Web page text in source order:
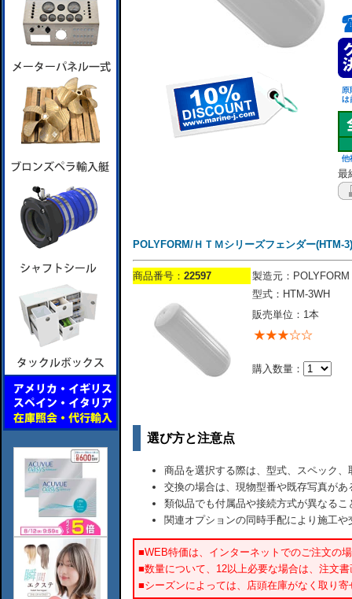
最
POLYFORM/ＨＴＭシリーズフェンダー(HTM-
商品番号： 22597
製造元：POLYFORM
型式：HTM-3WH
販売単位：1本
購入数量：
選び方と注意点
商品を選択する際は、型式、スペック
交換の場合は、現物型番や既存写真が
類似品でも付属品や接続方式が異なるこ
関連オプションの同時手配により施工
■WEB特価は、インターネットでのご注文の
■数量について、12以上必要な場合は、注文
■シーズンによっては、店頭在庫がなく取り